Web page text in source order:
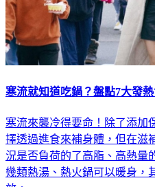
寒流就知道吃鍋？盤點7大發
寒流來襲冷得要命！除了添加
擇透過進食來補身體，但在滋
況是否負荷的了高脂、高熱量
幾類熱湯、熱火鍋可以暖身，